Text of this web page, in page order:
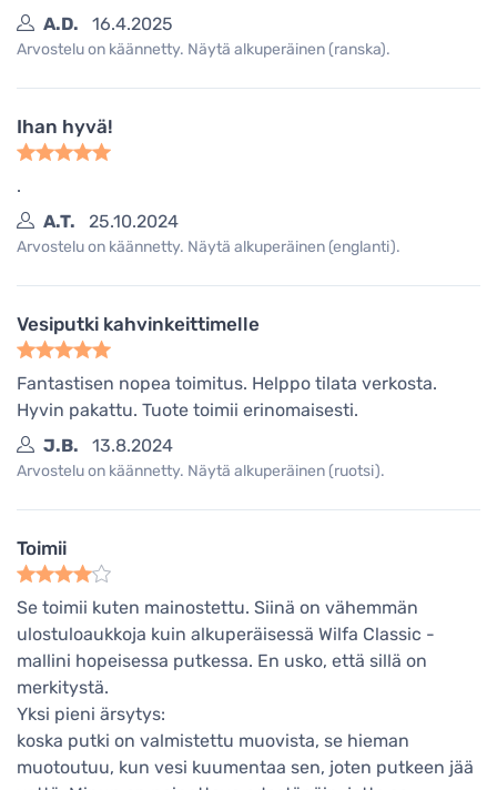
A.D.
16.4.2025
Arvostelu on käännetty. Näytä alkuperäinen (ranska).
Ihan hyvä!
.
A.T.
25.10.2024
Arvostelu on käännetty. Näytä alkuperäinen (englanti).
Vesiputki kahvinkeittimelle
Fantastisen nopea toimitus. Helppo tilata verkosta.
Hyvin pakattu. Tuote toimii erinomaisesti.
J.B.
13.8.2024
Arvostelu on käännetty. Näytä alkuperäinen (ruotsi).
Toimii
Se toimii kuten mainostettu. Siinä on vähemmän
ulostuloaukkoja kuin alkuperäisessä Wilfa Classic -
mallini hopeisessa putkessa. En usko, että sillä on
merkitystä.
Yksi pieni ärsytys:
koska putki on valmistettu muovista, se hieman
muotoutuu, kun vesi kuumentaa sen, joten putkeen jää